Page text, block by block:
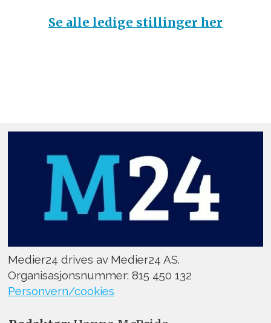
Se alle ledige stillinger her
Medier24 drives av Medier24 AS.
Organisasjonsnummer: 815 450 132
Personvern/cookies